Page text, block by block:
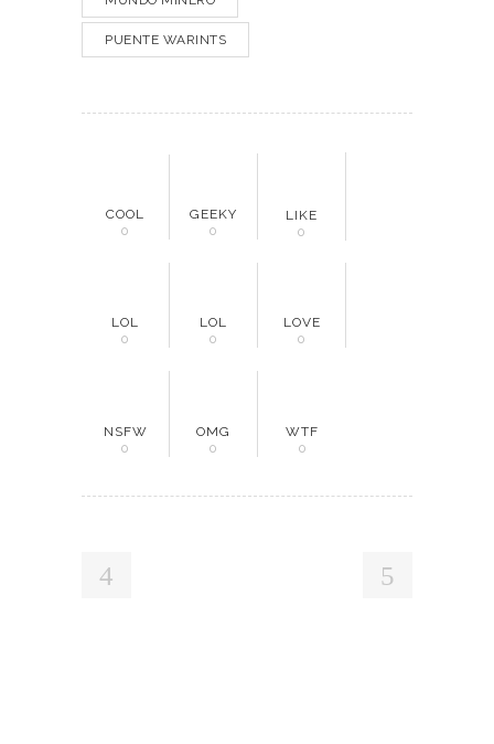
PUENTE WARINTS
COOL
0
GEEKY
0
LIKE
0
LOL
0
LOL
0
LOVE
0
NSFW
0
OMG
0
WTF
0